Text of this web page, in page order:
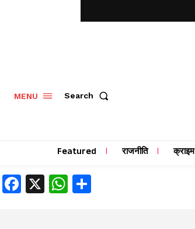
MENU Search
Featured राजनीति क्राइम
Facebook
X WhatsApp